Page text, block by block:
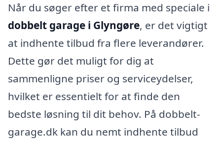
Når du søger efter et firma med speciale i
dobbelt garage i Glyngøre, er det vigtigt
at indhente tilbud fra flere leverandører.
Dette gør det muligt for dig at
sammenligne priser og serviceydelser,
hvilket er essentielt for at finde den
bedste løsning til dit behov. På dobbelt-
garage.dk kan du nemt indhente tilbud